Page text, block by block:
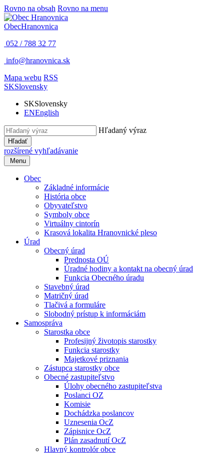
Rovno na obsah Rovno na menu
ObecHranovnica
052 / 788 32 77
info@hranovnica.sk
Mapa webu RSS
SKSlovensky
SKSlovensky
ENEnglish
Hľadaný výraz
Hľadať
rozšírené vyhľadávanie
Menu
Obec
Základné informácie
História obce
Obyvateľstvo
Symboly obce
Virtuálny cintorín
Krasová lokalita Hranovnické pleso
Úrad
Obecný úrad
Prednosta OÚ
Úradné hodiny a kontakt na obecný úrad
Funkcia Obecného úradu
Stavebný úrad
Matričný úrad
Tlačivá a formuláre
Slobodný prístup k informáciám
Samospráva
Starostka obce
Profesijný životopis starostky
Funkcia starostky
Majetkové priznania
Zástupca starostky obce
Obecné zastupiteľstvo
Úlohy obecného zastupiteľstva
Poslanci OZ
Komisie
Dochádzka poslancov
Uznesenia OcZ
Zápisnice OcZ
Plán zasadnutí OcZ
Hlavný kontrolór obce